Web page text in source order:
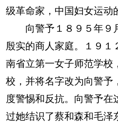
级革命家，中国妇女运动
向警予１８９５年９
殷实的商人家庭。１９
南省立第一女子师范学校
校，并将名字改为向警予
度警惕和反抗。向警予在
过她结识了蔡和森和毛泽